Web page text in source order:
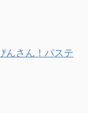
んさん！パステ